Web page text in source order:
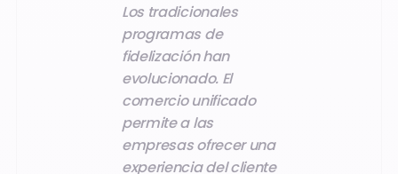
Los tradicionales
programas de
fidelización han
evolucionado. El
comercio unificado
permite a las
empresas ofrecer una
experiencia del cliente